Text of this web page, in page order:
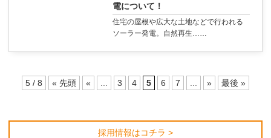
電について！
住宅の屋根や広大な土地などで行われる
ソーラー発電。自然再生……
5 / 8 « 先頭 « 3 4 5 6 7 » 最後 »
採用情報はコチラ >